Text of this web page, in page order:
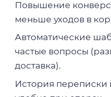
Повышение
меньше уходов в
Автоматические
частые вопросы
доставка).
История переписки